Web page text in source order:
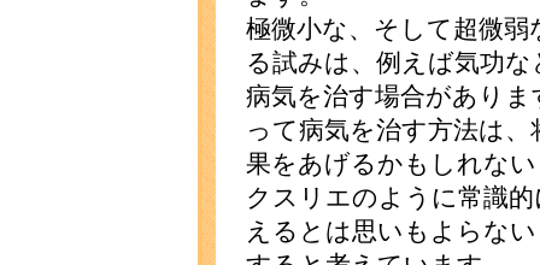
極微小な、そして超微
る試みは、例えば気功
病気を治す場合があり
って病気を治す方法は
果をあげるかもしれな
クスリエのように常識
えるとは思いもよらな